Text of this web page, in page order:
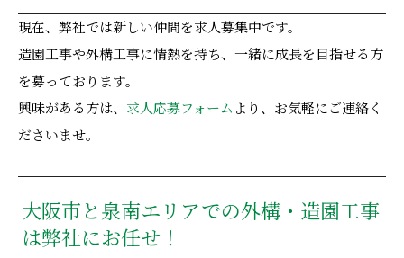
現在、弊社では新しい仲間を求人募集中です。
造園工事や外構工事に情熱を持ち、一緒に成長を目指せる方
を募っております。
興味がある方は、 求人応募フォーム より、お気軽にご連絡く
ださいませ。
大阪市と泉南エリアでの外構・造園工事
は弊社にお任せ！